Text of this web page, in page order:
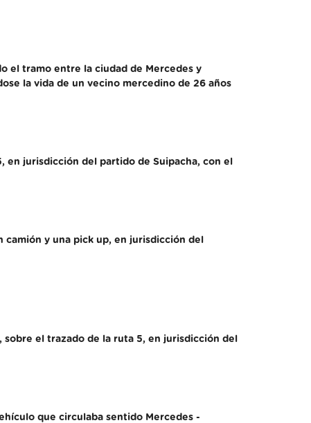
el tramo entre la ciudad de Mercedes y
la vida de un vecino mercedino de 26 años
en jurisdicción del partido de Suipacha, con el
camión y una pick up, en jurisdicción del
el trazado de la ruta 5, en jurisdicción del
que circulaba sentido Mercedes -